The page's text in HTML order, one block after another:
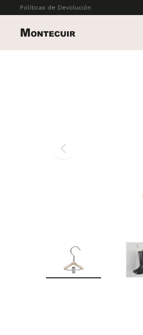
Políticas de Devolución